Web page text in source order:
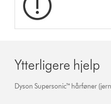
Ytterligere hjelp
Dyson Supersonic™ hårføner